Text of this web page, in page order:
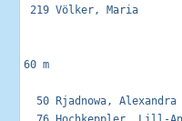
219 Völker, Maria
60 m
50 Rjadnowa,